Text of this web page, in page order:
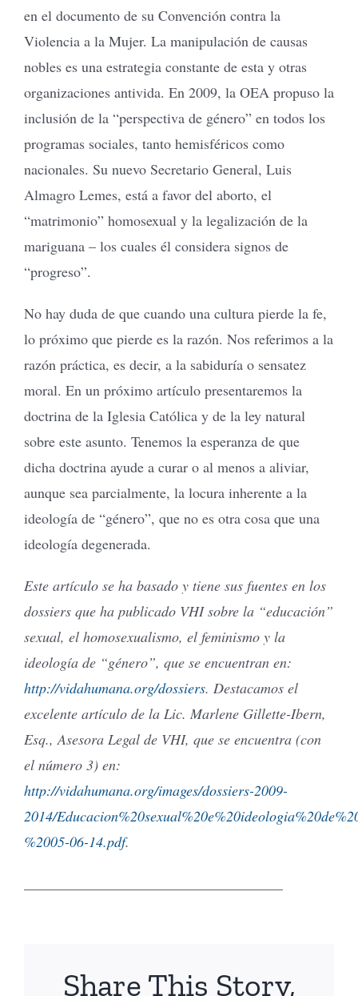
en el documento de su Convención contra la
Violencia a la Mujer. La manipulación de causas
nobles es una estrategia constante de esta y otras
organizaciones antivida. En 2009, la OEA propuso la
inclusión de la “perspectiva de género” en todos los
programas sociales, tanto hemisféricos como
nacionales. Su nuevo Secretario General, Luis
Almagro Lemes, está a favor del aborto, el
“matrimonio” homosexual y la legalización de la
mariguana – los cuales él considera signos de
“progreso”.
No hay duda de que cuando una cultura pierde la fe,
lo próximo que pierde es la razón. Nos referimos a la
razón práctica, es decir, a la sabiduría o sensatez
moral. En un próximo artículo presentaremos la
doctrina de la Iglesia Católica y de la ley natural
sobre este asunto. Tenemos la esperanza de que
dicha doctrina ayude a curar o al menos a aliviar,
aunque sea parcialmente, la locura inherente a la
ideología de “género”, que no es otra cosa que una
ideología degenerada.
Este artículo se ha basado y tiene sus fuentes en los
dossiers que ha publicado VHI sobre la “educación”
sexual, el homosexualismo, el feminismo y la
ideología de “género”, que se encuentran en:
http://vidahumana.org/dossiers. Destacamos el
excelente artículo de la Lic. Marlene Gillette-Ibern,
Esq., Asesora Legal de VHI, que se encuentra (con
el número 3) en:
http://vidahumana.org/images/dossiers-2009-
2014/
%2005-06-14.pdf.
Share This Story,